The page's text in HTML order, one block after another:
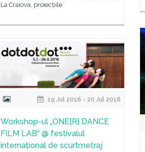
La Craiova, proiecțiile
19 Jul 2016 - 20 Jul 2016
Workshop-ul „ONE[R] DANCE
FILM LAB“ @ festivalul
internațional de scurtmetraj